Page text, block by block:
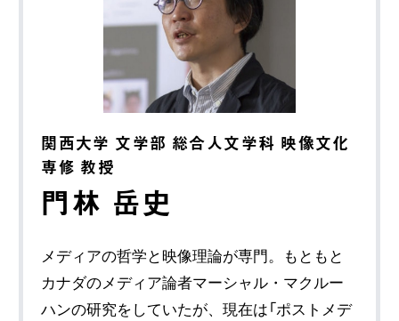
関西大学 文学部 総合人文学科 映像文化
専修 教授
門林 岳史
メディアの哲学と映像理論が専門。もともと
カナダのメディア論者マーシャル・マクルー
ハンの研究をしていたが、現在は「ポストメデ